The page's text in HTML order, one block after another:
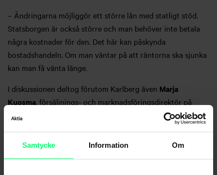
Samtycke Information Om
– Ändringarna möjliggör ett större lån med statligt stöd.
Statsborgen är också större och man behöver inte betala
några kostnader för den. Det här kan påskynda
bostadshandeln. Om man väntar på att räntorna ska sjunka
kan man få vänta länge.
I diskussionen deltog förutom Karlberg även Marja
Kuosma, försäljnings- och marknadsföringsdirektör på
Skanska, och
, ekonom vid Pellervo
För att spela videon måste allacookies
på webbsidan
accepteras.